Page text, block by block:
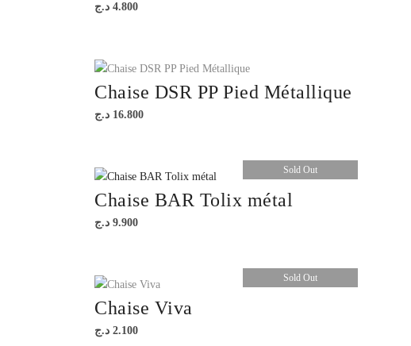
4.800 د.ج
Chaise DSR PP Pied Métallique
16.800 د.ج
Sold Out
Chaise BAR Tolix métal
9.900 د.ج
Sold Out
Chaise Viva
2.100 د.ج